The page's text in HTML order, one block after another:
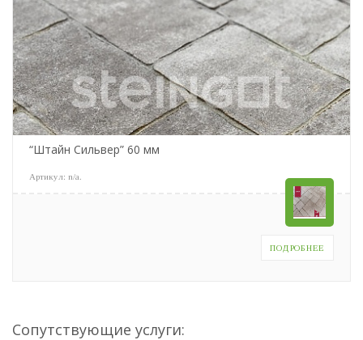
“Штайн Сильвер” 60 мм
Артикул: n/a
ПОДРОБНЕЕ
Сопутствующие услуги: